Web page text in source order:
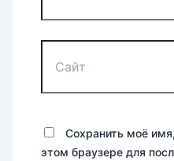
Сохранить моё
этом браузере для